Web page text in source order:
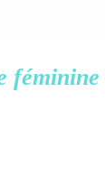
féminine